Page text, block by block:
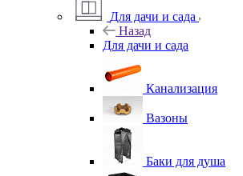
Для дачи и сада
Назад
Для дачи и сада
Канализация
Вазоны
Баки для душа